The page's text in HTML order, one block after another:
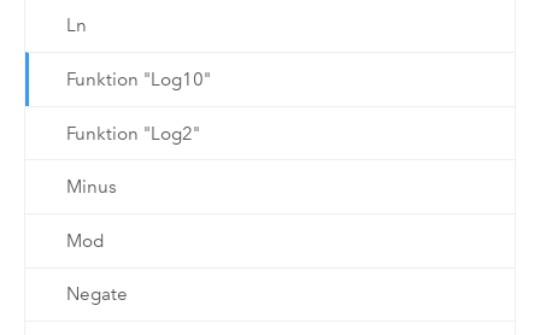
Ln
Funktion "Log10"
Funktion "Log2"
Minus
Mod
Negate